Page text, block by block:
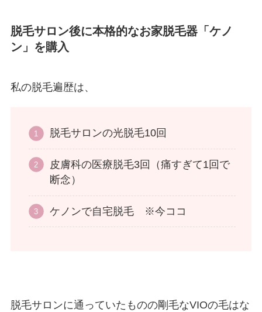
脱毛サロン後に本格的なお家脱毛器「ケノ
ン」を購入
私の脱毛遍歴は、
脱毛サロンの光脱毛10回
皮膚科の医療脱毛3回（痛すぎて1回で
断念）
ケノンで自宅脱毛 ※今ココ
脱毛サロンに通っていたものの剛毛なVIOの毛はな